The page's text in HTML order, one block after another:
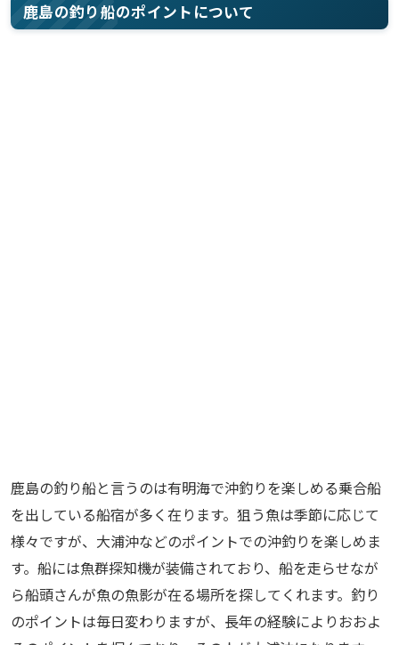
鹿島の釣り船のポイントについて
鹿島の釣り船と言うのは有明海で沖釣りを楽しめる乗合船
を出している船宿が多く在ります。狙う魚は季節に応じて
様々ですが、大浦沖などのポイントでの沖釣りを楽しめま
す。船には魚群探知機が装備されており、船を走らせなが
ら船頭さんが魚の魚影が在る場所を探してくれます。釣り
のポイントは毎日変わりますが、長年の経験によりおおよ